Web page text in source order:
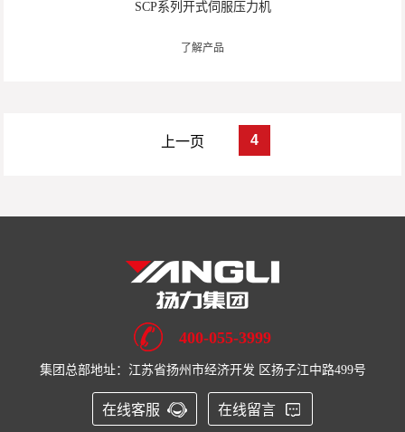
SCP系列开式伺服压力机
了解产品
上一页 4
400-055-3999
集团总部地址：江苏省扬州市经济开发 区扬子江中路499号
在线客服 在线留言